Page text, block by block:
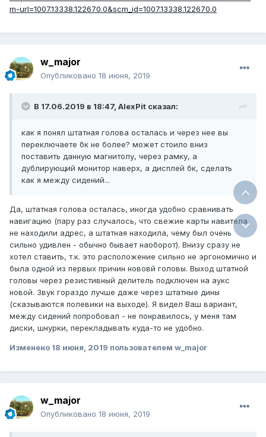
m-url=1007.13338.122670.0&scm_id=1007.13338.122670.0
w_major
Опубликовано 18 июня, 2019
В 17.06.2019 в 18:47, AlexPit сказал:
как я понял штатная голова осталась и через нее вы
переключаете бк не более? может стоило вниз
поставить данную магнитолу, через рамку, а
дублирующий монитор наверх, а дисплей бк, сделать
как я между сидений...
Да, штатная голова осталась, иногда удобно сравнивать
навигацию (пару раз случалось, что свежие карты навитела
не находили адрес, а штатная находила, чему был очень
сильно удивлен - обычно бывает наоборот). Внизу сразу не
хотел ставить, т.к. это расположение сильно не эргономично и
была одной из первых причин нововй головы. Выход штатной
головы через резистивный делитель подключен на аукс
новой. Звук гораздо лучше даже через штатные дины
(сказываются полевики на выходе). Я видел Ваш вариант,
между сидений попробовал - не понравилось, у меня там
диски, шнурки, перекладывать куда-то не удобно.
Изменено 18 июня, 2019 пользователем w_major
w_major
Опубликовано 18 июня, 2019